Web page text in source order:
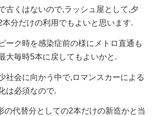
古くはないので,ラッシュ屋として,夕
本分だけの利用でもよいと思います.
ーク時を感染症前の様にメトロ直通も
大毎時5本に戻してもよいかと.
社会に向かう中で,ロマンスカーによる
は必須なので.
の代替分としての2本だけの新造かと当